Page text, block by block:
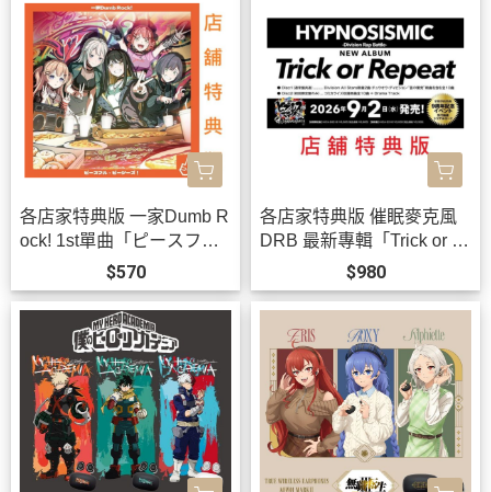
各店家特典版 一家Dumb R
ock! 1st單曲「ピースフ
ル・ピーシーズ！」BanG
Dream!*9/30發售!
$570
各店家特典版 催眠麥克風
DRB 最新專輯「Trick or R
epeat」*9/2發售!
$980